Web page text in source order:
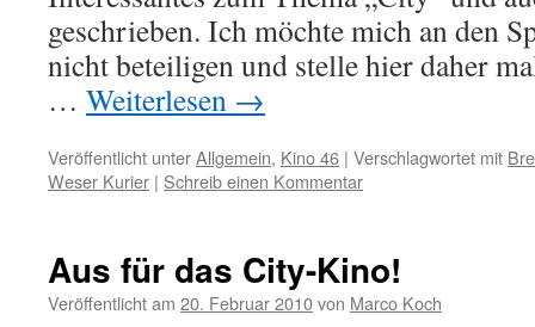
geschrieben. Ich möchte mich an den
nicht beteiligen und stelle hier daher
… Weiterlesen →
Veröffentlicht unterAllgemein, Kino 46 | Verschlagwortet mit
Weser Kurier | Schreib einen Kommentar
Aus für das City-Kino!
Veröffentlicht am 20. Februar 2010von Marco Koch